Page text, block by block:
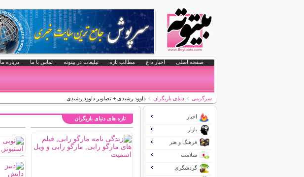
صفحه اصلی اخبار داغ مطالب تازه تبلیغات در بیتوته تماس با ما درباره ما
سرگرمی دنیای بازیگران داوود رشیدی + تصاویر داوود رشیدی
تازه های دنیای بازیگران اخبار
بازار
فرهنگ و هنر
سلامت
گردشگری